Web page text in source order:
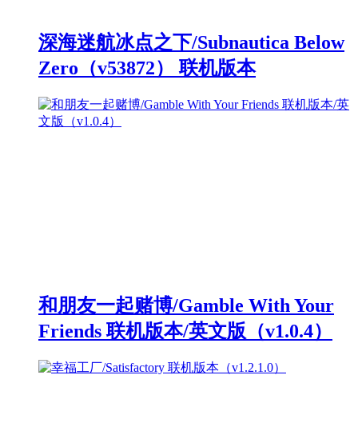
深海迷航冰点之下/Subnautica Below
Zero（v53872） 联机版本
和朋友一起赌博/Gamble With Your
Friends 联机版本/英文版（v1.0.4）